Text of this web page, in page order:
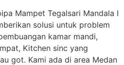
Mampet Tegalsari Mandala I
solusi untuk problem
kamar mandi,
Kitchen sinc yang
got. Kami ada di area Medan